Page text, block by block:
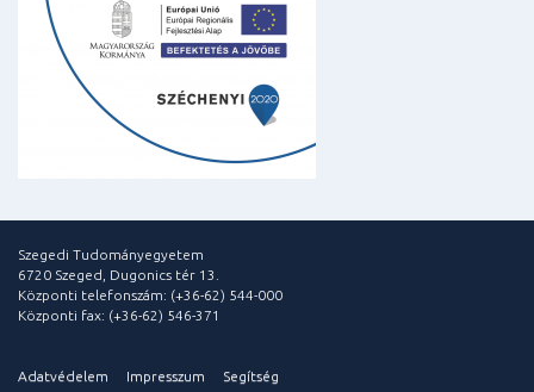
Szegedi Tudományegyetem
6720 Szeged, Dugonics tér 13.
Központi telefonszám: (+36-62) 544-000
Központi fax: (+36-62) 546-371
Adatvédelem Impresszum Segítség